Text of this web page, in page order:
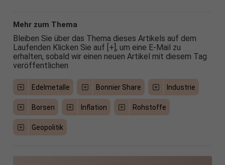
Mehr zum Thema
Bleiben Sie über das Thema dieses Artikels auf dem
Laufenden Klicken Sie auf [+], um eine E-Mail zu
erhalten, sobald wir einen neuen Artikel mit diesem Tag
veröffentlichen
Edelmetalle Bonnier Share Industrie
Borsen Inflation Rohstoffe
Geopolitik